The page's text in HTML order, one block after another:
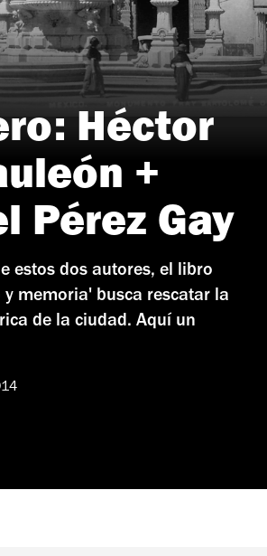
Cero / Colección Carlos Villasana
Héctor
+
Pérez Gay
estos dos autores, el libro
y memoria' busca rescatar la
de la ciudad. Aquí un